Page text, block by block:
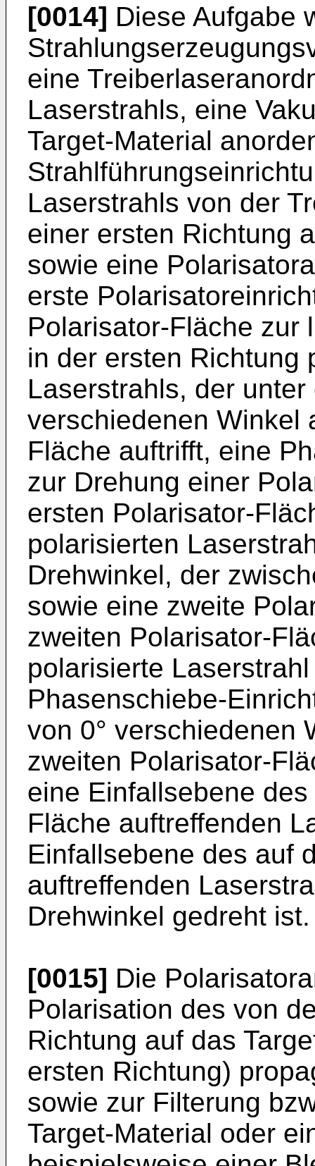
[0014] Diese Aufgabe
eine
Laserstrahls, eine
Target-Material
Laserstrahls von der
einer ersten Richtung
sowie eine
erste
Polarisator-Fläche zur
in der ersten Richtung
Laserstrahls, der
verschiedenen Winkel
Fläche auftrifft, eine
zur Drehung einer
ersten Polarisator-
polarisierten
Drehwinkel, der
sowie eine zweite
zweiten Polarisator-
polarisierte
Phasenschiebe-
von 0° verschiedenen
zweiten Polarisator-
eine Einfallsebene
Fläche auftreffenden
Einfallsebene des auf
auftreffenden
Drehwinkel gedreht ist.
[0015] Die
Polarisation des von
Richtung auf das
ersten Richtung)
sowie zur Filterung
Target-Material oder